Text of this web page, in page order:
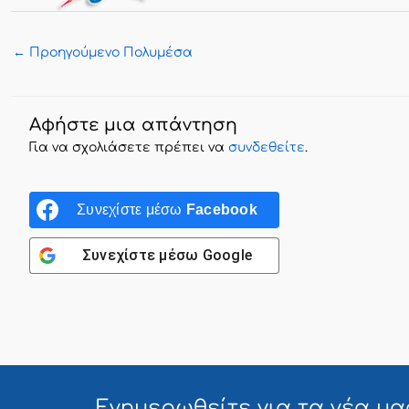
← Προηγούμενο Πολυμέσα
Αφήστε μια απάντηση
Για να σχολιάσετε πρέπει να συνδεθείτε.
Συνεχίστε μέσω Facebook
Συνεχίστε μέσω Google